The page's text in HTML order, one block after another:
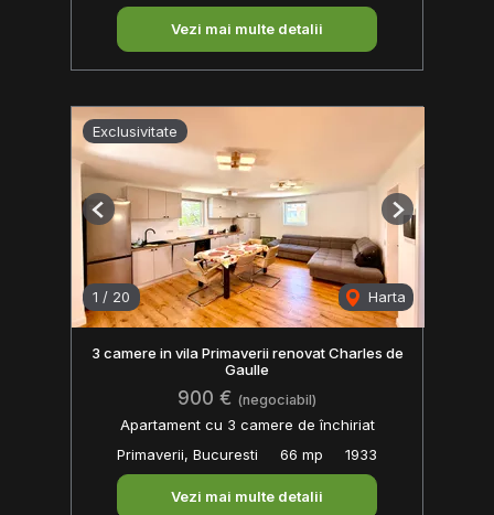
Vezi mai multe detalii
Exclusivitate
1 / 20 Harta
Previous Next
3 camere in vila Primaverii renovat Charles de
Gaulle
900 € (negociabil)
Apartament cu 3 camere de închiriat
Primaverii, Bucuresti
66 mp 1933
Vezi mai multe detalii